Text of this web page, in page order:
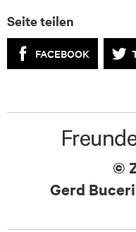
Seite teilen
FACEBOOK
©
Gerd